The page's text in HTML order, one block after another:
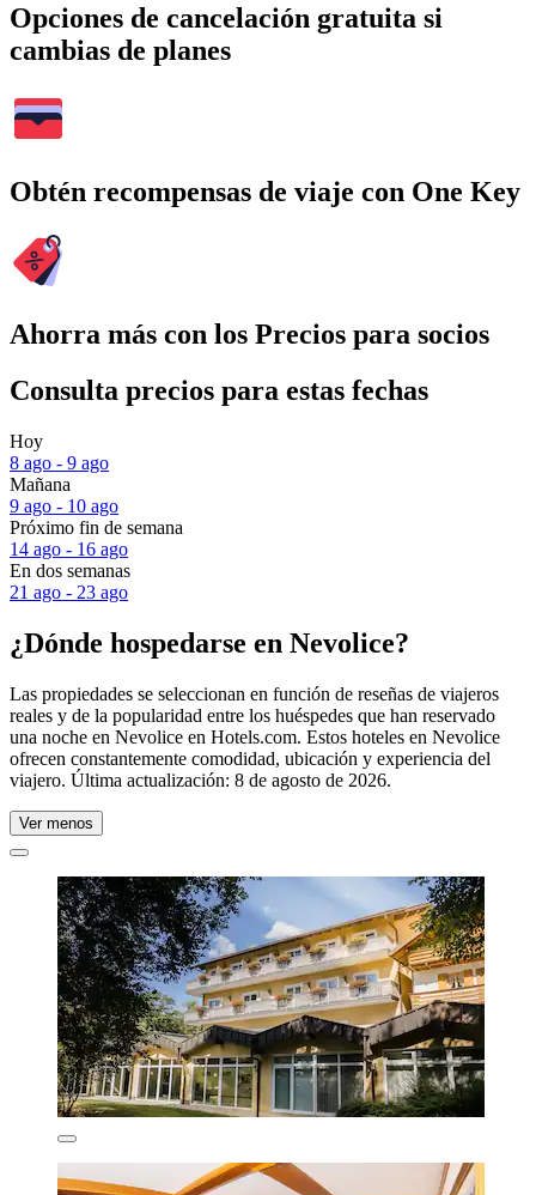
Opciones de cancelación gratuita si
cambias de planes
Obtén recompensas de viaje con One Key
Ahorra más con los Precios para socios
Consulta precios para estas fechas
Hoy
8 ago - 9 ago
Mañana
9 ago - 10 ago
Próximo fin de semana
14 ago - 16 ago
En dos semanas
21 ago - 23 ago
¿Dónde hospedarse en Nevolice?
Las propiedades se seleccionan en función de reseñas de viajeros
reales y de la popularidad entre los huéspedes que han reservado
una noche en Nevolice en Hotels.com. Estos hoteles en Nevolice
ofrecen constantemente comodidad, ubicación y experiencia del
viajero. Última actualización: 8 de agosto de 2026.
Ver menos